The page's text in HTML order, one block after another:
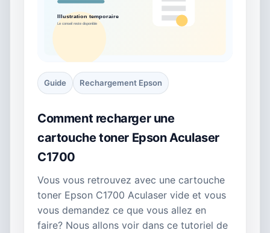
Guide Rechargement Epson
Comment recharger une
cartouche toner Epson Aculaser
C1700
Vous vous retrouvez avec une cartouche
toner Epson C1700 Aculaser vide et vous
vous demandez ce que vous allez en
faire? Nous allons voir dans ce tutoriel de